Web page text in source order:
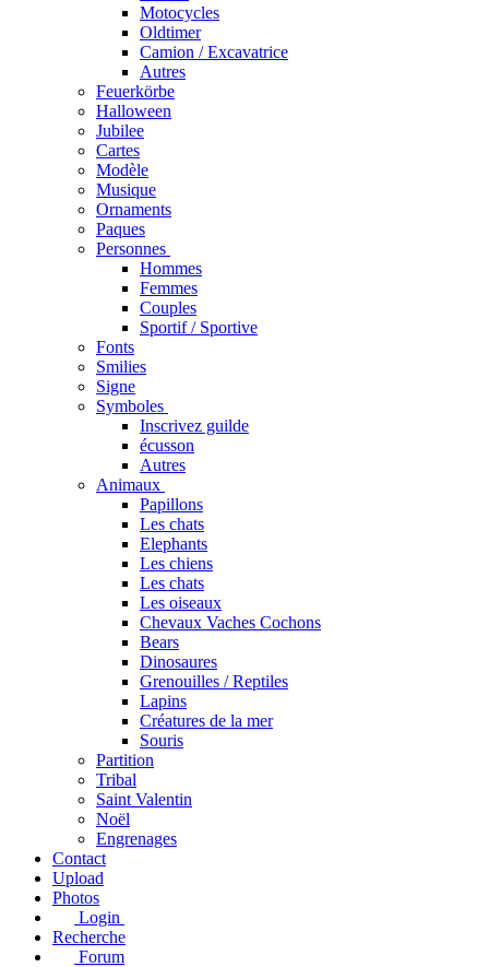
Motocycles
Oldtimer
Camion / Excavatrice
Autres
Feuerkörbe
Halloween
Jubilee
Cartes
Modèle
Musique
Ornaments
Paques
Personnes
Hommes
Femmes
Couples
Sportif / Sportive
Fonts
Smilies
Signe
Symboles
Inscrivez guilde
écusson
Autres
Animaux
Papillons
Les chats
Elephants
Les chiens
Les chats
Les oiseaux
Chevaux Vaches Cochons
Bears
Dinosaures
Grenouilles / Reptiles
Lapins
Créatures de la mer
Souris
Partition
Tribal
Saint Valentin
Noël
Engrenages
Contact
Upload
Photos
Login
Recherche
Forum